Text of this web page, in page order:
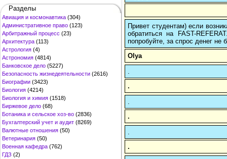
Разделы
Авиация и космонавтика (304)
Административное право (123)
Арбитражный процесс (23)
Архитектура (113)
Астрология (4)
Астрономия (4814)
Банковское дело (5227)
Безопасность жизнедеятельности (2616)
Биографии (3423)
Биология (4214)
Биология и химия (1518)
Биржевое дело (68)
Ботаника и сельское хоз-во (2836)
Бухгалтерский учет и аудит (8269)
Валютные отношения (50)
Ветеринария (50)
Военная кафедра (762)
ГДЗ (2)
Привет студентам) если
обратиться на FAST-
попробуйте, за спрос денег не
Olya
.
.
.